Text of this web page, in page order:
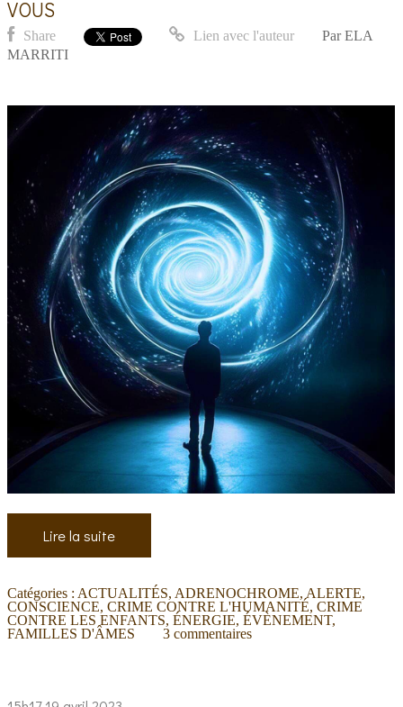
VOUS
Share Lien avec l'auteur Par ELA
MARRITI
Lire la suite
Catégories : ACTUALITÉS, ADRENOCHROME, ALERTE,
CONSCIENCE,CRIME CONTRE L'HUMANITÉ,CRIME
CONTRE LES ENFANTS,ÉNERGIE,ÉVÈNEMENT,
FAMILLES D'ÂMES
3 commentaires